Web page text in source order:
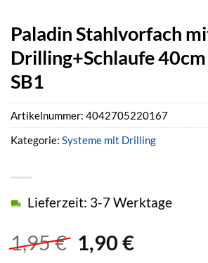
Paladin Stahlvorfach
Drilling+Schlaufe
SB1
1,95€ Ursprünglicher
1,90 €Aktueller
Lieferzeit: 3-7 Werktage
Artikelnummer: 4042705220167
Kategorie: Systeme mit Drilling